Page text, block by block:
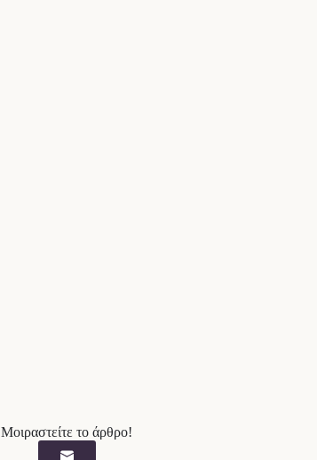
Μοιραστείτε το άρθρο!